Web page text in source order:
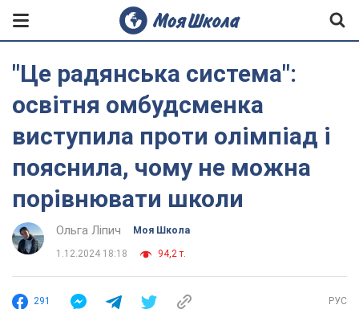
"Це радянська система":
освітня омбудсменка
виступила проти олімпіад і
пояснила, чому не можна
порівнювати школи
Ольга Ліпич Моя Школа
1.12.2024 18:18 94,2 т.
291 РУС